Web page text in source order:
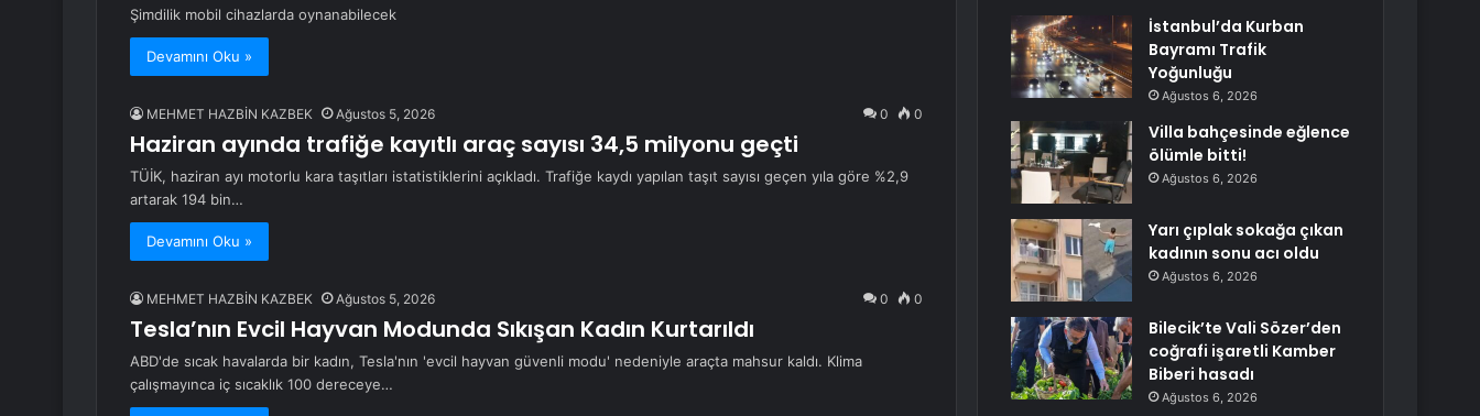
Şimdilik mobil cihazlarda oynanabilecek
Devamını Oku »
MEHMET HAZBİN KAZBEK Ağustos 5, 2026 0 0
Haziran ayında trafiğe kayıtlı araç sayısı 34,5 milyonu geçti
TÜİK, haziran ayı motorlu kara taşıtları istatistiklerini açıkladı. Trafiğe kaydı yapılan taşıt sayısı geçen yıla göre %2,9
artarak 194 bin…
Devamını Oku »
MEHMET HAZBİN KAZBEK Ağustos 5, 2026 0 0
Tesla’nın Evcil Hayvan Modunda Sıkışan Kadın Kurtarıldı
ABD'de sıcak havalarda bir kadın, Tesla'nın 'evcil hayvan güvenli modu' nedeniyle araçta mahsur kaldı. Klima
çalışmayınca iç sıcaklık 100 dereceye…
İstanbul’da Kurban
Bayramı Trafik
Yoğunluğu
Ağustos 6, 2026
Villa bahçesinde eğlence
ölümle bitti!
Ağustos 6, 2026
Yarı çıplak sokağa çıkan
kadının sonu acı oldu
Ağustos 6, 2026
Bilecik’te Vali Sözer’den
coğrafi işaretli Kamber
Biberi hasadı
Ağustos 6, 2026